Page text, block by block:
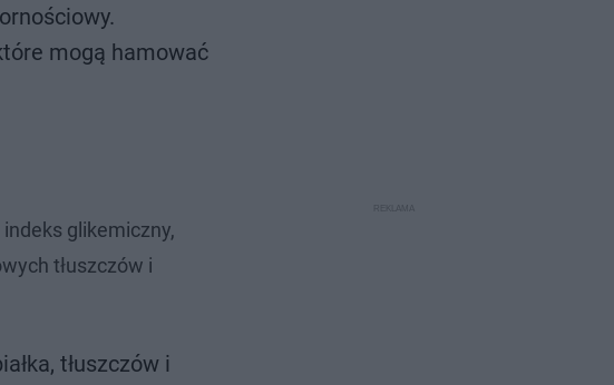
mogą hamować
glikemiczny,
tłuszczów i
tłuszczów i